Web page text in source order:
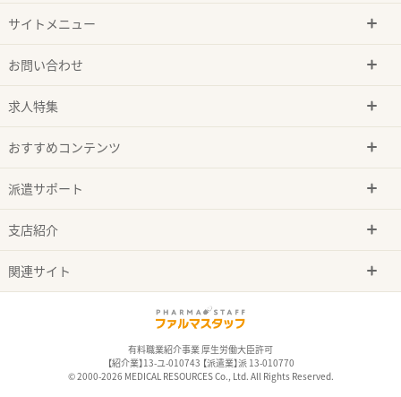
サイトメニュー
お問い合わせ
求人特集
おすすめコンテンツ
派遣サポート
支店紹介
関連サイト
有料職業紹介事業 厚生労働大臣許可
【紹介業】13-ユ-010743 【派遣業】派 13-010770
© 2000-2026 MEDICAL RESOURCES Co., Ltd. All Rights Reserved.